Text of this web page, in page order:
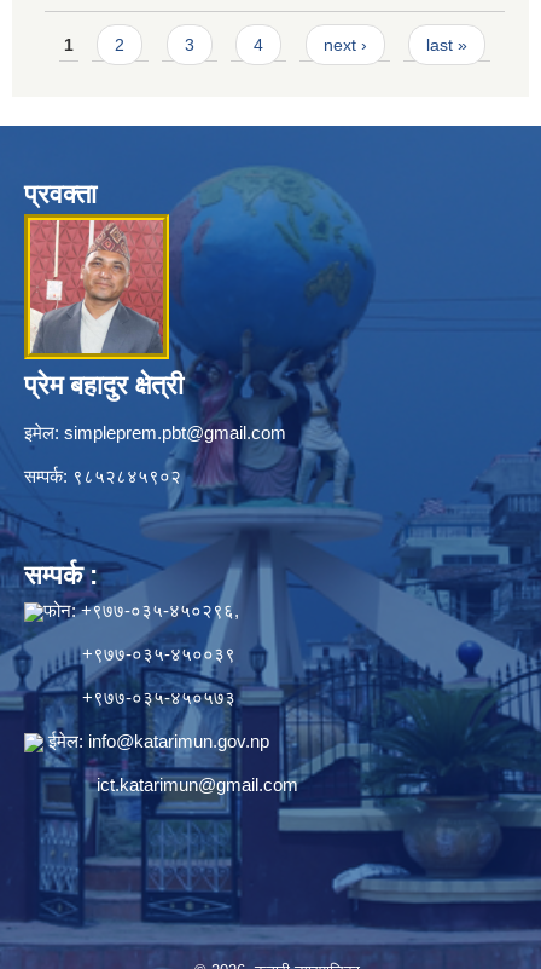
Pages
1 2 3 4 next › last »
प्रवक्ता
प्रेम बहादुर क्षेत्री
इमेल: simpleprem.pbt@gmail.com
सम्पर्क: ९८५२८४५९०२
सम्पर्क :
फोन: +९७७-०३५-४५०२९६,
+९७७-०३५-४५००३९
+९७७-०३५-४५०५७३
ईमेल: info@katarimun.gov.np
ict.katarimun@gmail.com